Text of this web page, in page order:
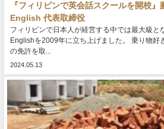
『フィリピンで英会話スクールを開校
English 代表取締役
フィリピンで日本人が経営する中では最大級と
Englishを2009年に立ち上げました。 乗り物好
の免許を取...
2024.05.13